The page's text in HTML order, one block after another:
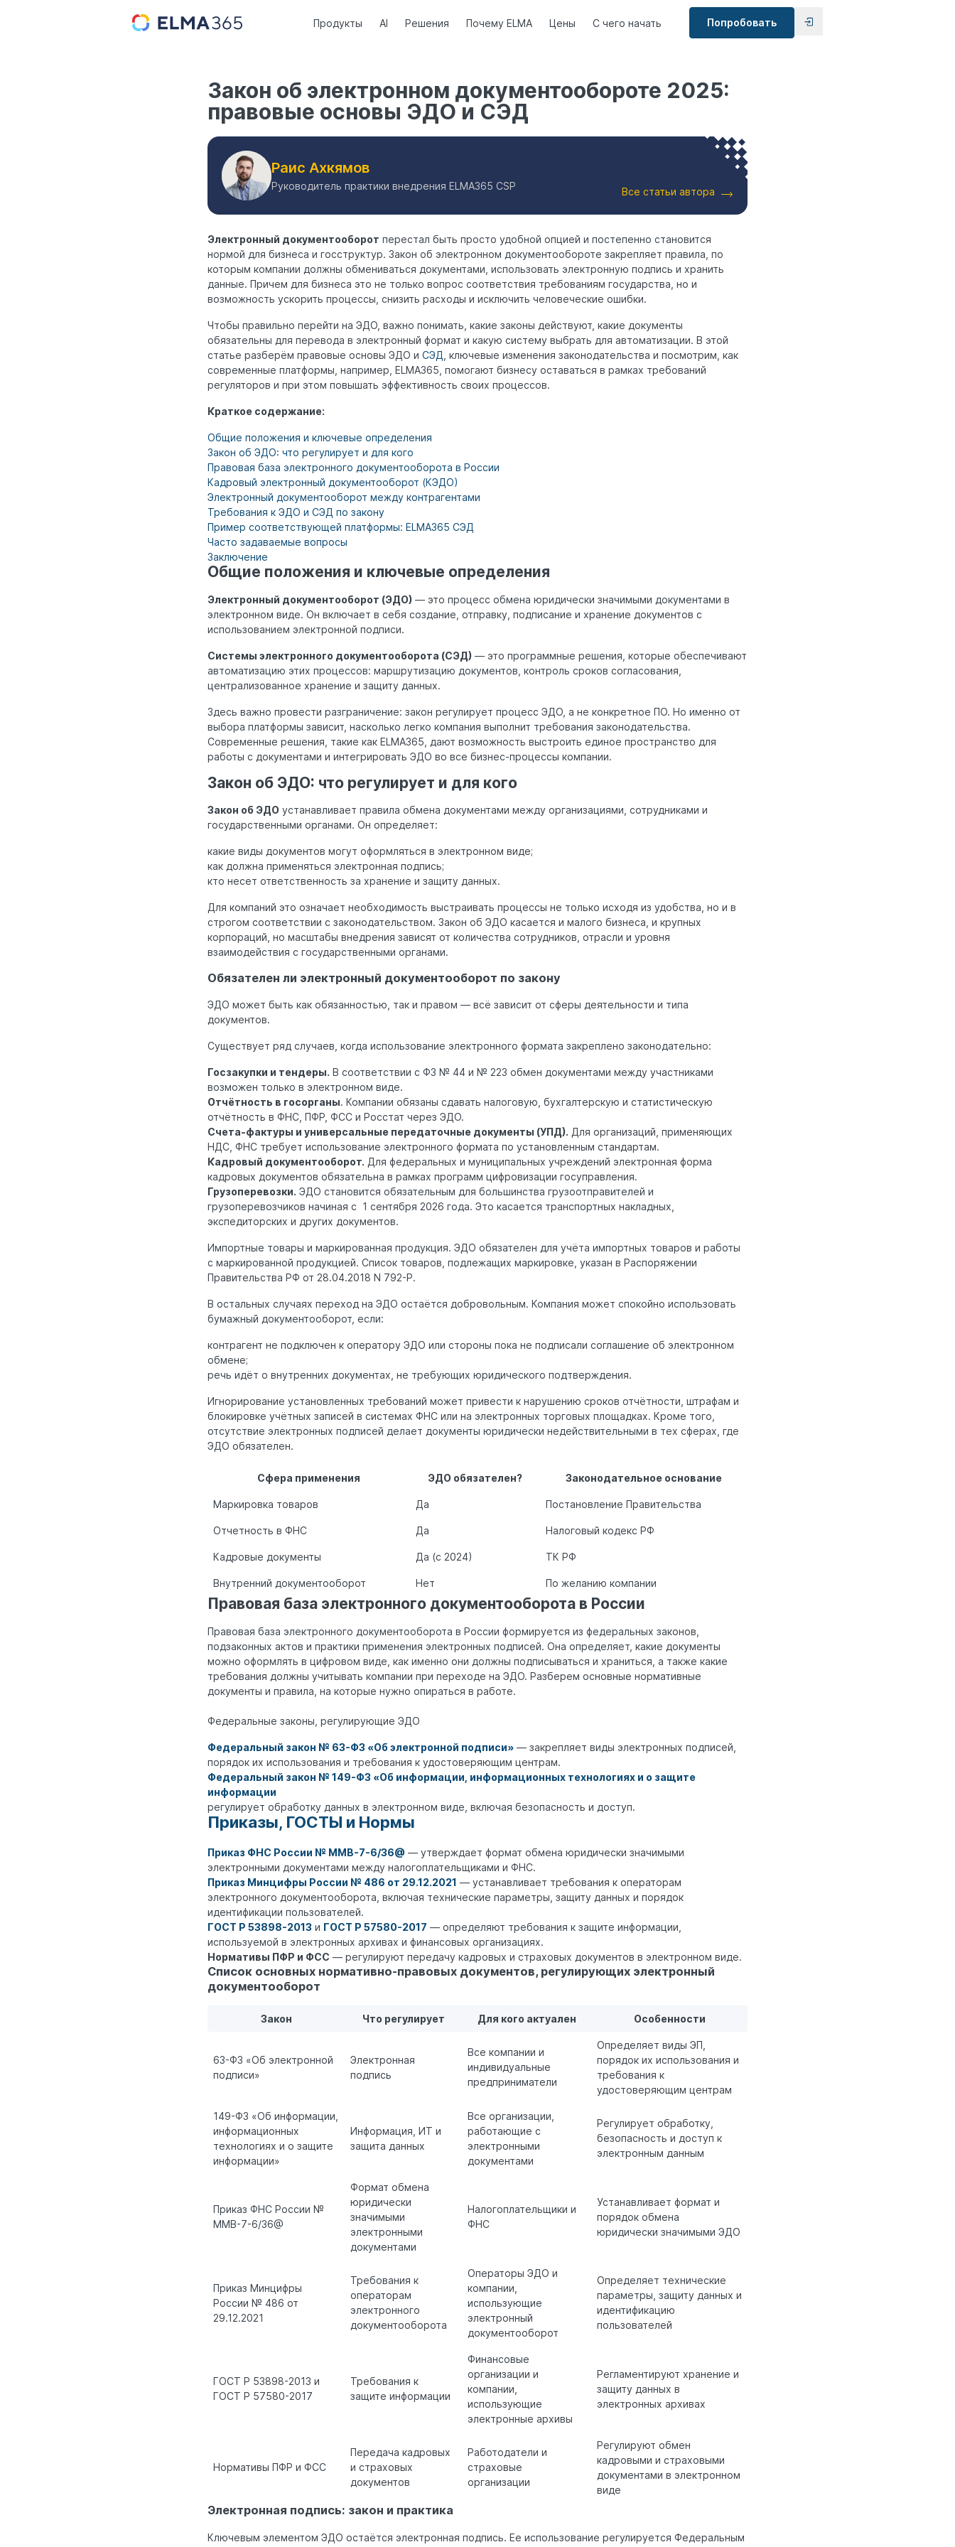
Продукты AI Решения Почему ELMA Цены С чего начать Попробовать
Закон об электронном документообороте 2025:
правовые основы ЭДО и СЭД
Раис Ахкямов
Руководитель практики внедрения ELMA365 CSP Все статьи автора
Электронный документооборот перестал быть просто удобной опцией и постепенно становится
нормой для бизнеса и госструктур. Закон об электронном документообороте закрепляет правила, по
которым компании должны обмениваться документами, использовать электронную подпись и хранить
данные. Причем для бизнеса это не только вопрос соответствия требованиям государства, но и
возможность ускорить процессы, снизить расходы и исключить человеческие ошибки.
Чтобы правильно перейти на ЭДО, важно понимать, какие законы действуют, какие документы
обязательны для перевода в электронный формат и какую систему выбрать для автоматизации. В этой
статье разберём правовые основы ЭДО и СЭД , ключевые изменения законодательства и посмотрим, как
современные платформы, например, ELMA365, помогают бизнесу оставаться в рамках требований
регуляторов и при этом повышать эффективность своих процессов.
Краткое содержание:
Общие положения и ключевые определения
Закон об ЭДО: что регулирует и для кого
Правовая база электронного документооборота в России
Кадровый электронный документооборот (КЭДО)
Электронный документооборот между контрагентами
Требования к ЭДО и СЭД по закону
Пример соответствующей платформы: ELMA365 СЭД
Часто задаваемые вопросы
Заключение
Общие положения и ключевые определения
Электронный документооборот (ЭДО) — это процесс обмена юридически значимыми документами в
электронном виде. Он включает в себя создание, отправку, подписание и хранение документов с
использованием электронной подписи.
Системы электронного документооборота (СЭД) — это программные решения, которые обеспечивают
автоматизацию этих процессов: маршрутизацию документов, контроль сроков согласования,
централизованное хранение и защиту данных.
Здесь важно провести разграничение: закон регулирует процесс ЭДО, а не конкретное ПО. Но именно от
выбора платформы зависит, насколько легко компания выполнит требования законодательства.
Современные решения, такие как ELMA365, дают возможность выстроить единое пространство для
работы с документами и интегрировать ЭДО во все бизнес-процессы компании.
Закон об ЭДО: что регулирует и для кого
Закон об ЭДО устанавливает правила обмена документами между организациями, сотрудниками и
государственными органами. Он определяет:
какие виды документов могут оформляться в электронном виде;
как должна применяться электронная подпись;
кто несет ответственность за хранение и защиту данных.
Для компаний это означает необходимость выстраивать процессы не только исходя из удобства, но и в
строгом соответствии с законодательством. Закон об ЭДО касается и малого бизнеса, и крупных
корпораций, но масштабы внедрения зависят от количества сотрудников, отрасли и уровня
взаимодействия с государственными органами.
Обязателен ли электронный документооборот по закону
ЭДО может быть как обязанностью, так и правом — всё зависит от сферы деятельности и типа
документов.
Существует ряд случаев, когда использование электронного формата закреплено законодательно:
Госзакупки и тендеры. В соответствии с ФЗ № 44 и № 223 обмен документами между участниками
возможен только в электронном виде.
Отчётность в госорганы. Компании обязаны сдавать налоговую, бухгалтерскую и статистическую
отчётность в ФНС, ПФР, ФСС и Росстат через ЭДО.
Счета-фактуры и универсальные передаточные документы (УПД). Для организаций, применяющих
НДС, ФНС требует использование электронного формата по установленным стандартам.
Кадровый документооборот. Для федеральных и муниципальных учреждений электронная форма
кадровых документов обязательна в рамках программ цифровизации госуправления.
Грузоперевозки. ЭДО становится обязательным для большинства грузоотправителей и
грузоперевозчиков начиная с 1 сентября 2026 года. Это касается транспортных накладных,
экспедиторских и других документов.
Импортные товары и маркированная продукция. ЭДО обязателен для учёта импортных товаров и работы
с маркированной продукцией. Список товаров, подлежащих маркировке, указан в Распоряжении
Правительства РФ от 28.04.2018 N 792-Р.
В остальных случаях переход на ЭДО остаётся добровольным. Компания может спокойно использовать
бумажный документооборот, если:
контрагент не подключен к оператору ЭДО или стороны пока не подписали соглашение об электронном
обмене;
речь идёт о внутренних документах, не требующих юридического подтверждения.
Игнорирование установленных требований может привести к нарушению сроков отчётности, штрафам и
блокировке учётных записей в системах ФНС или на электронных торговых площадках. Кроме того,
отсутствие электронных подписей делает документы юридически недействительными в тех сферах, где
ЭДО обязателен.
Сфера применения ЭДО обязателен? Законодательное основание
Маркировка товаров Да Постановление Правительства
Отчетность в ФНС Да Налоговый кодекс РФ
Кадровые документы Да (с 2024) ТК РФ
Внутренний документооборот Нет По желанию компании
Правовая база электронного документооборота в России
Правовая база электронного документооборота в России формируется из федеральных законов,
подзаконных актов и практики применения электронных подписей. Она определяет, какие документы
можно оформлять в цифровом виде, как именно они должны подписываться и храниться, а также какие
требования должны учитывать компании при переходе на ЭДО. Разберем основные нормативные
документы и правила, на которые нужно опираться в работе.
Федеральные законы, регулирующие ЭДО
Федеральный закон № 63-ФЗ «Об электронной подписи» — закрепляет виды электронных подписей,
порядок их использования и требования к удостоверяющим центрам.
Федеральный закон № 149-ФЗ «Об информации, информационных технологиях и о защите
информации
регулирует обработку данных в электронном виде, включая безопасность и доступ.
Приказы, ГОСТЫ и Нормы
Приказ ФНС России № ММВ-7-6/36@ — утверждает формат обмена юридически значимыми
электронными документами между налогоплательщиками и ФНС.
Приказ Минцифры России № 486 от 29.12.2021 — устанавливает требования к операторам
электронного документооборота, включая технические параметры, защиту данных и порядок
идентификации пользователей.
ГОСТ Р 53898-2013 и ГОСТ Р 57580-2017 — определяют требования к защите информации,
используемой в электронных архивах и финансовых организациях.
Нормативы ПФР и ФСС — регулируют передачу кадровых и страховых документов в электронном виде.
Список основных нормативно-правовых документов, регулирующих электронный
документооборот
Закон Что регулирует Для кого актуален Особенности
63-ФЗ «Об электронной
подписи»
Электронная
подпись
Все компании и
индивидуальные
предприниматели
Определяет виды ЭП,
порядок их использования и
требования к
удостоверяющим центрам
149-ФЗ «Об информации,
информационных
технологиях и о защите
информации»
Информация, ИТ и
защита данных
Все организации,
работающие с
электронными
документами
Регулирует обработку,
безопасность и доступ к
электронным данным
Приказ ФНС России №
ММВ-7-6/36@
Формат обмена
юридически
значимыми
электронными
документами
Налогоплательщики и
ФНС
Устанавливает формат и
порядок обмена
юридически значимыми ЭДО
Приказ Минцифры
России № 486 от
29.12.2021
Требования к
операторам
электронного
документооборота
Операторы ЭДО и
компании,
использующие
электронный
документооборот
Определяет технические
параметры, защиту данных и
идентификацию
пользователей
ГОСТ Р 53898-2013 и
ГОСТ Р 57580-2017
Требования к
защите информации
Финансовые
организации и
компании,
использующие
электронные архивы
Регламентируют хранение и
защиту данных в
электронных архивах
Нормативы ПФР и ФСС
Передача кадровых
и страховых
документов
Работодатели и
страховые
организации
Регулируют обмен
кадровыми и страховыми
документами в электронном
виде
Электронная подпись: закон и практика
Ключевым элементом ЭДО остаётся электронная подпись. Ее использование регулируется Федеральным